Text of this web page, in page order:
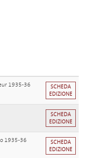
1935-36
SCHEDA
EDIZIONE
SCHEDA
EDIZIONE
1935-36
SCHEDA
EDIZIONE